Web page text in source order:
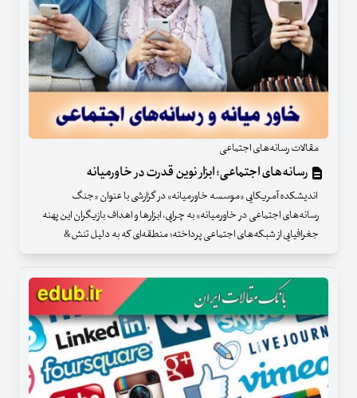
مقالات رسانه‌های اجتماعی
رسانه‌های اجتماعی؛ ابزار نوین قدرت در خاورمیانه
اندیشکده آمریکایی «موسسه خاورمیانه» در گزارشی با عنوان «جنگ
رسانه‌های اجتماعی در خاورمیانه» به چرایی، ابزارها و اهداف بازیگران این پهنه
جغرافیایی از شبکه‌های اجتماعی پرداخته‌؛ منطقه‌ای که به دلیل تنش&